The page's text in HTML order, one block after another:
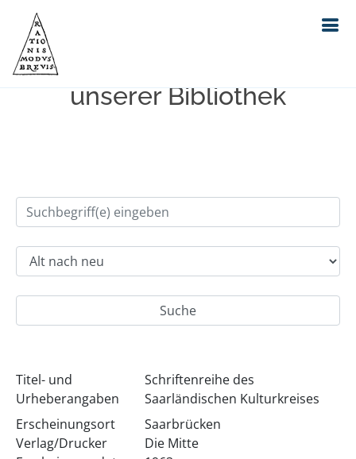
Einfache Suche im Bestand
unserer Bibliothek
Titel- und
Urheberangaben
Schriftenreihe des
Saarländischen Kulturkreises
Erscheinungsort
Verlag/Drucker
Saarbrücken
Die Mitte